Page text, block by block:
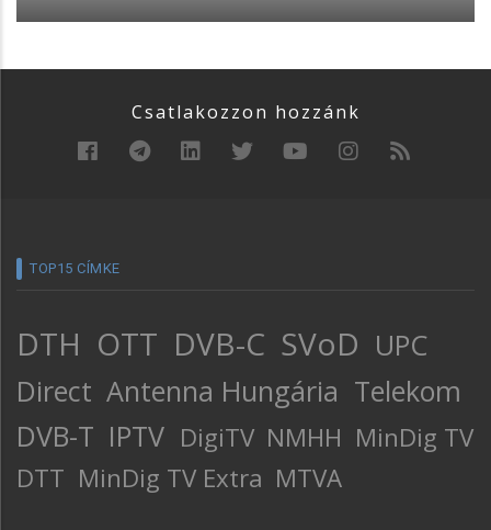
Csatlakozzon hozzánk
TOP15 CÍMKE
DTH OTT DVB-C SVoD UPC
Direct Antenna Hungária Telekom
DVB-T IPTV DigiTV NMHH MinDig TV
DTT MinDig TV Extra MTVA